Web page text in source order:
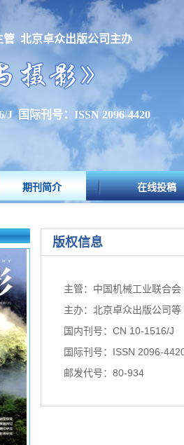
管 北京卓众出版公司主办
J 国际刊号：ISSN 2096-4420
期刊简介 在线投稿
版权信息
主管：中国机械工业联合会
主办：北京卓众出版公司等
国内刊号：CN 10-1516/J
国际刊号：ISSN 2096-
邮发代号：80-934